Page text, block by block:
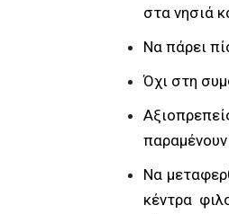
στα νησιά
Να πάρει
Όχι στη
Να
κέντρα